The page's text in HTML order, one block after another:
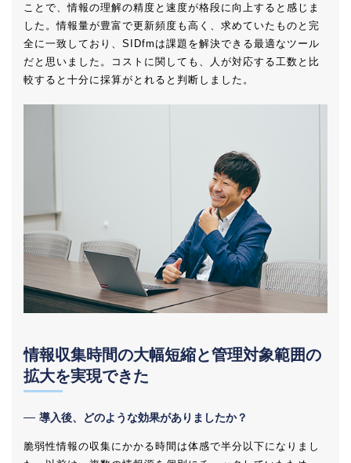
ことで、情報の理解の精度と速度が格段に向上すると感じま
した。情報量が豊富で更新頻度も高く、求めていたものと完
全に一致しており、SIDfmは課題を解決できる最適なツール
だと思いました。コストに関しても、人が対応する工数と比
較すると十分に採算がとれると判断しました。
情報収集時間の大幅短縮と管理対象範囲の
拡大を実現できた
導入後、どのような効果がありましたか？
脆弱性情報の収集にかかる時間は体感で半分以下になりまし